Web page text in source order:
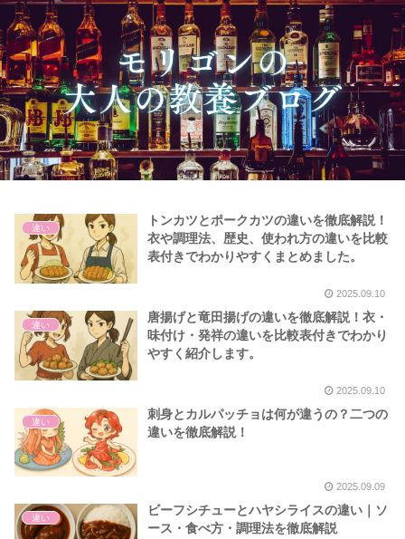
違い
トンカツとポークカツの違いを徹底解説！
衣や調理法、歴史、使われ方の違いを比較
表付きでわかりやすくまとめました。
2025.09.10
違い
唐揚げと竜田揚げの違いを徹底解説！衣・
味付け・発祥の違いを比較表付きでわかり
やすく紹介します。
2025.09.10
違い
刺身とカルパッチョは何が違うの？二つの
違いを徹底解説！
2025.09.09
違い
ビーフシチューとハヤシライスの違い｜ソ
ース・食べ方・調理法を徹底解説